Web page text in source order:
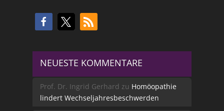
NEUESTE KOMMENTARE
Prof. Dr. Ingrid Gerhard zu Homöopathie
lindert Wechseljahresbeschwerden